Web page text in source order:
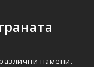
намени.